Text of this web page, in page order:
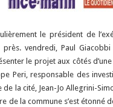
le président de
vendredi, Paul Giacobbi
le projet aux côtés
Peri, responsable des
de la cité, Jean-Jo Allegrini-
de la commune s’est étonné